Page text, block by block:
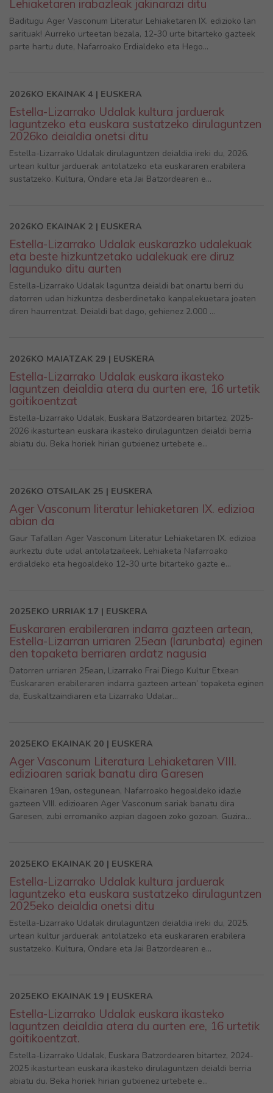
Lehiaketaren irabazleak jakinarazi ditu
Baditugu Ager Vasconum Literatur Lehiaketaren IX. edizioko lan
sarituak! Aurreko urteetan bezala, 12-30 urte bitarteko gazteek
parte hartu dute, Nafarroako Erdialdeko eta Hego...
2026KO EKAINAK 4 | EUSKERA
Estella-Lizarrako Udalak kultura jarduerak
laguntzeko eta euskara sustatzeko dirulaguntzen
2026ko deialdia onetsi ditu
Estella-Lizarrako Udalak dirulaguntzen deialdia ireki du, 2026.
urtean kultur jarduerak antolatzeko eta euskararen erabilera
sustatzeko. Kultura, Ondare eta Jai Batzordearen e...
2026KO EKAINAK 2 | EUSKERA
Estella-Lizarrako Udalak euskarazko udalekuak
eta beste hizkuntzetako udalekuak ere diruz
lagunduko ditu aurten
Estella-Lizarrako Udalak laguntza deialdi bat onartu berri du
datorren udan hizkuntza desberdinetako kanpalekuetara joaten
diren haurrentzat. Deialdi bat dago, gehienez 2.000 ...
2026KO MAIATZAK 29 | EUSKERA
Estella-Lizarrako Udalak euskara ikasteko
laguntzen deialdia atera du aurten ere, 16 urtetik
goitikoentzat
Estella-Lizarrako Udalak, Euskara Batzordearen bitartez, 2025-
2026 ikasturtean euskara ikasteko dirulaguntzen deialdi berria
abiatu du. Beka horiek hirian gutxienez urtebete e...
2026KO OTSAILAK 25 | EUSKERA
Ager Vasconum literatur lehiaketaren IX. edizioa
abian da
Gaur Tafallan Ager Vasconum Literatur Lehiaketaren IX. edizioa
aurkeztu dute udal antolatzaileek. Lehiaketa Nafarroako
erdialdeko eta hegoaldeko 12-30 urte bitarteko gazte e...
2025EKO URRIAK 17 | EUSKERA
Euskararen erabileraren indarra gazteen artean,
Estella-Lizarran urriaren 25ean (larunbata) eginen
den topaketa berriaren ardatz nagusia
Datorren urriaren 25ean, Lizarrako Frai Diego Kultur Etxean
‘Euskararen erabileraren indarra gazteen artean’ topaketa eginen
da, Euskaltzaindiaren eta Lizarrako Udalar...
2025EKO EKAINAK 20 | EUSKERA
Ager Vasconum Literatura Lehiaketaren VIII.
edizioaren sariak banatu dira Garesen
Ekainaren 19an, ostegunean, Nafarroako hegoaldeko idazle
gazteen VIII. edizioaren Ager Vasconum sariak banatu dira
Garesen, zubi erromaniko azpian dagoen zoko gozoan. Guzira...
2025EKO EKAINAK 20 | EUSKERA
Estella-Lizarrako Udalak kultura jarduerak
laguntzeko eta euskara sustatzeko dirulaguntzen
2025eko deialdia onetsi ditu
Estella-Lizarrako Udalak dirulaguntzen deialdia ireki du, 2025.
urtean kultur jarduerak antolatzeko eta euskararen erabilera
sustatzeko. Kultura, Ondare eta Jai Batzordearen e...
2025EKO EKAINAK 19 | EUSKERA
Estella-Lizarrako Udalak euskara ikasteko
laguntzen deialdia atera du aurten ere, 16 urtetik
goitikoentzat.
Estella-Lizarrako Udalak, Euskara Batzordearen bitartez, 2024-
2025 ikasturtean euskara ikasteko dirulaguntzen deialdi berria
abiatu du. Beka horiek hirian gutxienez urtebete e...